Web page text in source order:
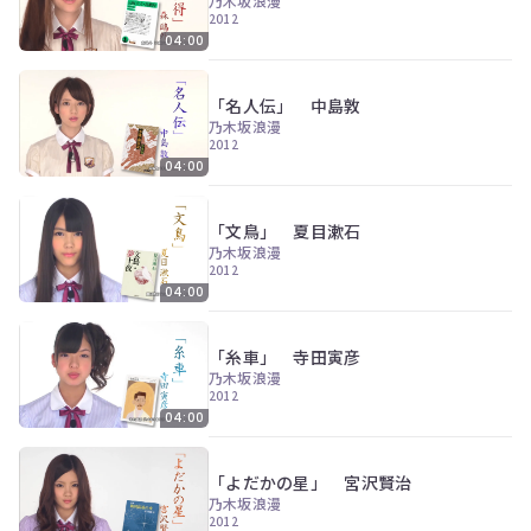
04:00
2012
04:00
「名人伝」 中島敦
乃木坂浪漫
2012
04:00
「文鳥」 夏目漱石
乃木坂浪漫
2012
04:00
「糸車」 寺田寅彦
乃木坂浪漫
2012
「よだかの星」 宮沢賢治
乃木坂浪漫
2012